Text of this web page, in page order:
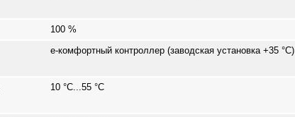
100 %
e-комфортный контроллер (заводская установка +35 °C)
10 °C...55 °C